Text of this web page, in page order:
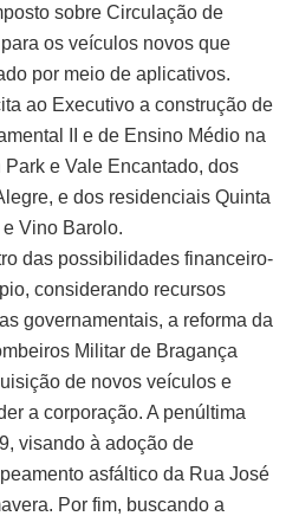
sobre Circulação de
os veículos novos que
por meio de aplicativos.
ao Executivo a construção de
II e de Ensino Médio na
e Vale Encantado, dos
e dos residenciais Quinta
Vino Barolo.
das possibilidades financeiro-
considerando recursos
governamentais, a reforma da
Militar de Bragança
de novos veículos e
a corporação. A penúltima
visando à adoção de
asfáltico da Rua José
Por fim, buscando a